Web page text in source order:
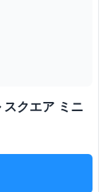
クエア ミニ